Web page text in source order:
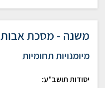
משנה - מסכת אבות
מיומנויות תחומיות
יסודות תושב"ע: